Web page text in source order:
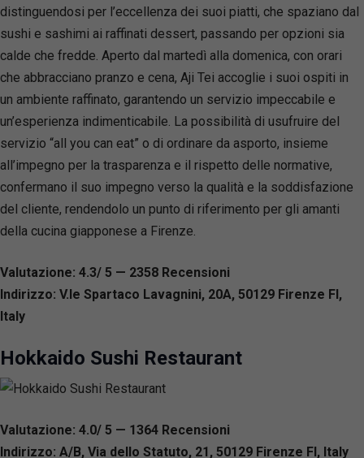
distinguendosi per l’eccellenza dei suoi piatti, che spaziano dal
sushi e sashimi ai raffinati dessert, passando per opzioni sia
calde che fredde. Aperto dal martedì alla domenica, con orari
che abbracciano pranzo e cena, Aji Tei accoglie i suoi ospiti in
un ambiente raffinato, garantendo un servizio impeccabile e
un’esperienza indimenticabile. La possibilità di usufruire del
servizio “all you can eat” o di ordinare da asporto, insieme
all’impegno per la trasparenza e il rispetto delle normative,
confermano il suo impegno verso la qualità e la soddisfazione
del cliente, rendendolo un punto di riferimento per gli amanti
della cucina giapponese a Firenze.
Valutazione: 4.3/ 5 — 2358 Recensioni
Indirizzo: V.le Spartaco Lavagnini, 20A, 50129 Firenze FI,
Italy
Hokkaido Sushi Restaurant
Valutazione: 4.0/ 5 — 1364 Recensioni
Indirizzo: A/B, Via dello Statuto, 21, 50129 Firenze FI, Italy